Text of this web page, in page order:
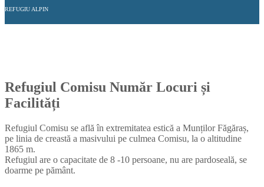
REFUGIU ALPIN
Refugiul Comisu Număr Locuri și
Facilități
Refugiul Comisu se află în extremitatea estică a Munților Făgăraș,
pe linia de creastă a masivului pe culmea Comisu, la o altitudine
1865 m.
Refugiul are o capacitate de 8 -10 persoane, nu are pardoseală, se
doarme pe pământ.